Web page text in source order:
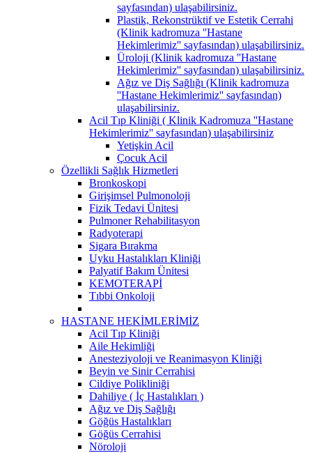
sayfasından) ulaşabilirsiniz.
Plastik, Rekonstrüktif ve Estetik Cerrahi
(Klinik kadromuza ''Hastane
Hekimlerimiz'' sayfasından) ulaşabilirsiniz.
Üroloji (Klinik kadromuza ''Hastane
Hekimlerimiz'' sayfasından) ulaşabilirsiniz.
Ağız ve Diş Sağlığı (Klinik kadromuza
''Hastane Hekimlerimiz'' sayfasından)
ulaşabilirsiniz.
Acil Tıp Kliniği ( Klinik Kadromuza ''Hastane
Hekimlerimiz'' sayfasından) ulaşabilirsiniz
Yetişkin Acil
Çocuk Acil
Özellikli Sağlık Hizmetleri
Bronkoskopi
Girişimsel Pulmonoloji
Fizik Tedavi Ünitesi
Pulmoner Rehabilitasyon
Radyoterapi
Sigara Bırakma
Uyku Hastalıkları Kliniği
Palyatif Bakım Ünitesi
KEMOTERAPİ
Tıbbi Onkoloji
HASTANE HEKİMLERİMİZ
Acil Tıp Kliniği
Aile Hekimliği
Anesteziyoloji ve Reanimasyon Kliniği
Beyin ve Sinir Cerrahisi
Cildiye Polikliniği
Dahiliye ( İç Hastalıkları )
Ağız ve Diş Sağlığı
Göğüs Hastalıkları
Göğüs Cerrahisi
Nöroloji